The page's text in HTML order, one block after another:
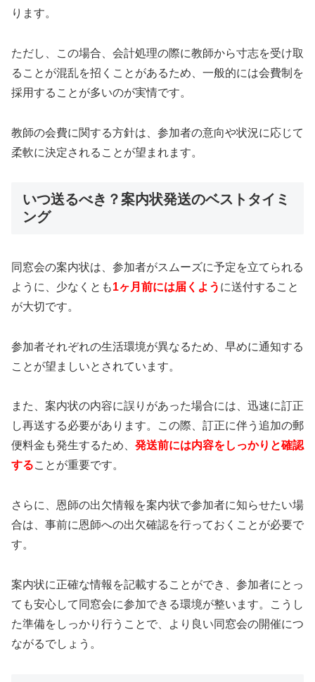
ります。
ただし、この場合、会計処理の際に教師から寸志を受け取
ることが混乱を招くことがあるため、一般的には会費制を
採用することが多いのが実情です。
教師の会費に関する方針は、参加者の意向や状況に応じて
柔軟に決定されることが望まれます。
いつ送るべき？案内状発送のベストタイミ
ング
同窓会の案内状は、参加者がスムーズに予定を立てられる
ように、少なくとも1ヶ月前には届くよう に送付すること
が大切です。
参加者それぞれの生活環境が異なるため、早めに通知する
ことが望ましいとされています。
また、案内状の内容に誤りがあった場合には、迅速に訂正
し再送する必要があります。この際、訂正に伴う追加の郵
便料金も発生するため、 発送前には内容をしっかりと確認
することが重要です。
さらに、恩師の出欠情報を案内状で参加者に知らせたい場
合は、事前に恩師への出欠確認を行っておくことが必要で
す。
案内状に正確な情報を記載することができ、参加者にとっ
ても安心して同窓会に参加できる環境が整います。こうし
た準備をしっかり行うことで、より良い同窓会の開催につ
ながるでしょう。